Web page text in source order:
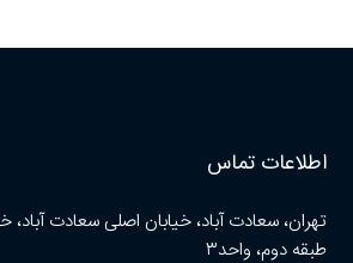
اطلاعات تماس
طبقه دوم، واحد۳